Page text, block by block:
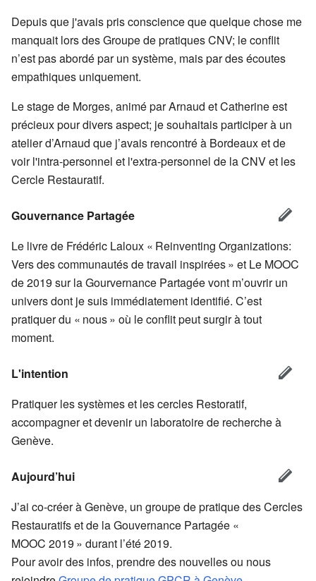
Depuis que j'avais pris conscience que quelque chose me
manquait lors des Groupe de pratiques CNV; le conflit
n’est pas abordé par un système, mais par des écoutes
empathiques uniquement.
Le stage de Morges, animé par Arnaud et Catherine est
précieux pour divers aspect; je souhaitais participer à un
atelier d’Arnaud que j’avais rencontré à Bordeaux et de
voir l'intra-personnel et l'extra-personnel de la CNV et les
Cercle Restauratif.
Gouvernance Partagée
Le livre de Frédéric Laloux « Reinventing Organizations:
Vers des communautés de travail inspirées » et Le MOOC
de 2019 sur la Gourvernance Partagée vont m’ouvrir un
univers dont je suis immédiatement identifié. C’est
pratiquer du « nous » où le conflit peut surgir à tout
moment.
L'intention
Pratiquer les systèmes et les cercles Restoratif,
accompagner et devenir un laboratoire de recherche à
Genève.
Aujourd’hui
J’ai co-créer à Genève, un groupe de pratique des Cercles
Restauratifs et de la Gouvernance Partagée «
MOOC 2019 » durant l’été 2019.
Pour avoir des infos, prendre des nouvelles ou nous